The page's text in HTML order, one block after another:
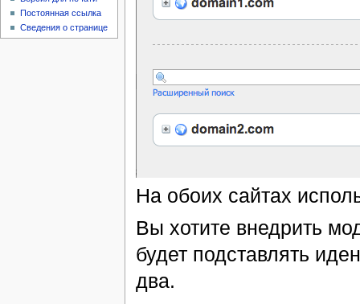
На обоих сайтах
Вы хотите внедрить
будет подставлять
два.
Постоянная ссылка
Сведения о странице